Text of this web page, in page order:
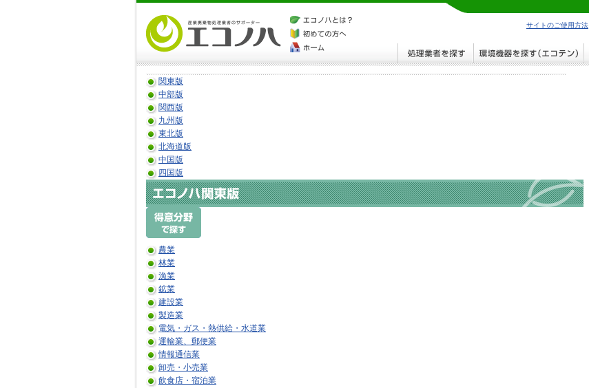
サイトのご使用方法
関東版
中部版
関西版
九州版
東北版
北海道版
中国版
四国版
農業
林業
漁業
鉱業
建設業
製造業
電気・ガス・熱供給・水道業
運輸業、郵便業
情報通信業
卸売・小売業
飲食店・宿泊業